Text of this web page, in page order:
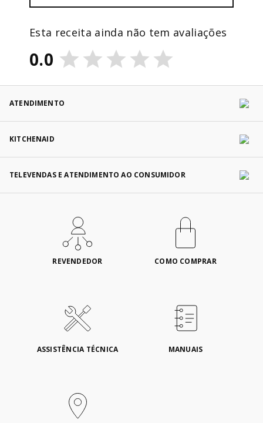
Esta receita ainda não tem avaliações
0.0
ATENDIMENTO
KITCHENAID
TELEVENDAS E ATENDIMENTO AO CONSUMIDOR
REVENDEDOR COMO COMPRAR
ASSISTÊNCIA TÉCNICA MANUAIS